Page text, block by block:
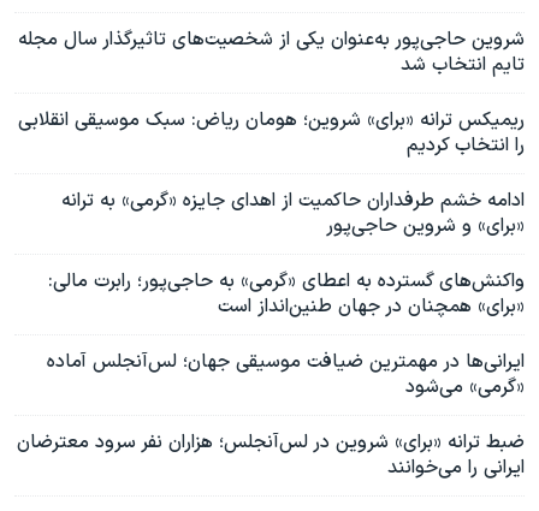
شروین حاجی‌پور به‌عنوان یکی از شخصیت‌های تاثیرگذار سال مجله
تایم انتخاب شد
ریمیکس ترانه «برای» شروین؛ هومان ریاض: سبک موسیقی انقلابی
را انتخاب کردیم
ادامه خشم طرفداران حاکمیت از اهدای جایزه «گرمی» به ترانه
«برای» و شروین حاجی‌پور
واکنش‌های گسترده به اعطای «گرمی» به حاجی‌پور؛ رابرت مالی:
«برای» همچنان در جهان طنین‌انداز است
ایرانی‌ها در مهمترین ضیافت موسیقی جهان؛ لس‌آنجلس آماده
«گرمی» می‌شود
ضبط ترانه «برای» شروین در لس‌آنجلس؛ هزاران نفر سرود معترضان
ایرانی را می‌خوانند